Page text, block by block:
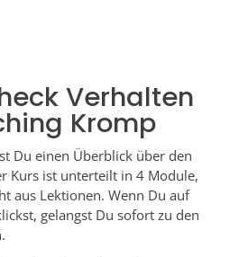
Verhalten
Kromp
Du einen Überblick über den
Kurs ist unterteilt in 4 Module,
aus Lektionen. Wenn Du auf
gelangst Du sofort zu den